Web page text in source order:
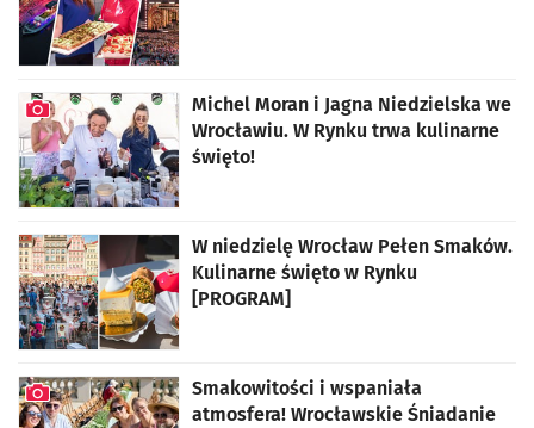
Michel Moran i Jagna Niedzielska we
Wrocławiu. W Rynku trwa kulinarne
święto!
W niedzielę Wrocław Pełen Smaków.
Kulinarne święto w Rynku
[PROGRAM]
Smakowitości i wspaniała
atmosfera! Wrocławskie Śniadanie